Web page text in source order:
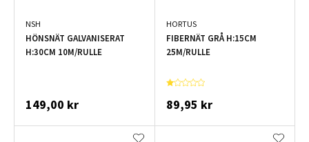
NSH
HÖNSNÄT GALVANISERAT
H:30CM 10M/RULLE
149,00 kr
HORTUS
FIBERNÄT GRÅ H:15CM
25M/RULLE
89,95 kr